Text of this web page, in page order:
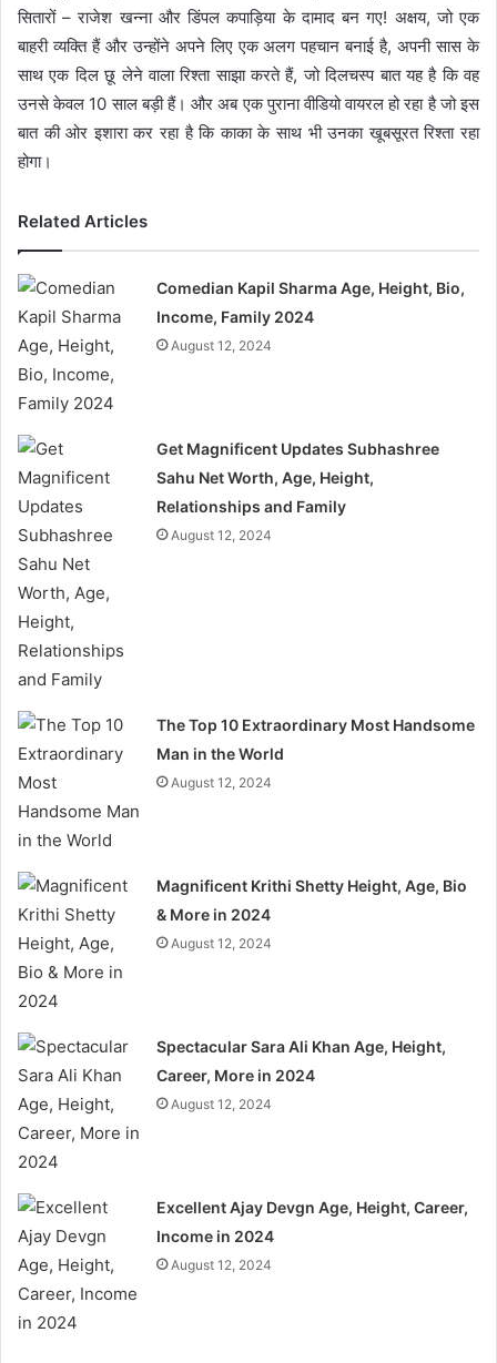
सितारों – राजेश खन्ना और डिंपल कपाड़िया के दामाद बन गए! अक्षय, जो एक
बाहरी व्यक्ति हैं और उन्होंने अपने लिए एक अलग पहचान बनाई है, अपनी सास के
साथ एक दिल छू लेने वाला रिश्ता साझा करते हैं, जो दिलचस्प बात यह है कि वह
उनसे केवल 10 साल बड़ी हैं। और अब एक पुराना वीडियो वायरल हो रहा है जो इस
बात की ओर इशारा कर रहा है कि काका के साथ भी उनका खूबसूरत रिश्ता रहा
होगा।
Related Articles
Comedian Kapil Sharma Age, Height, Bio,
Income, Family 2024
August 12, 2024
Get Magnificent Updates Subhashree
Sahu Net Worth, Age, Height,
Relationships and Family
August 12, 2024
The Top 10 Extraordinary Most Handsome
Man in the World
August 12, 2024
Magnificent Krithi Shetty Height, Age, Bio
& More in 2024
August 12, 2024
Spectacular Sara Ali Khan Age, Height,
Career, More in 2024
August 12, 2024
Excellent Ajay Devgn Age, Height, Career,
Income in 2024
August 12, 2024